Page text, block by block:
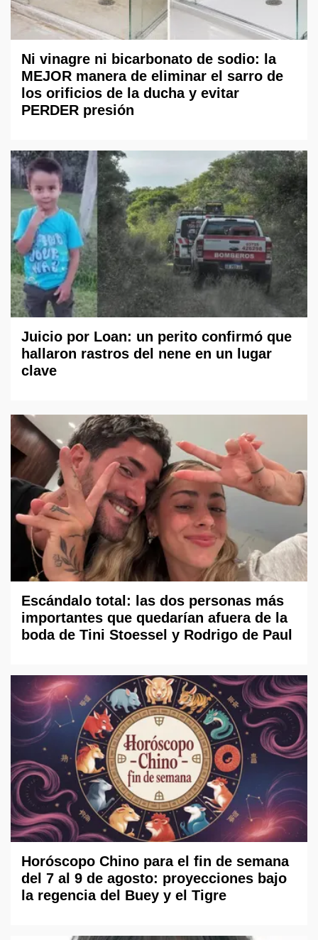
Ni vinagre ni bicarbonato de sodio: la
MEJOR manera de eliminar el sarro de
los orificios de la ducha y evitar
PERDER presión
Juicio por Loan: un perito confirmó que
hallaron rastros del nene en un lugar
clave
Escándalo total: las dos personas más
importantes que quedarían afuera de la
boda de Tini Stoessel y Rodrigo de Paul
Horóscopo Chino para el fin de semana
del 7 al 9 de agosto: proyecciones bajo
la regencia del Buey y el Tigre